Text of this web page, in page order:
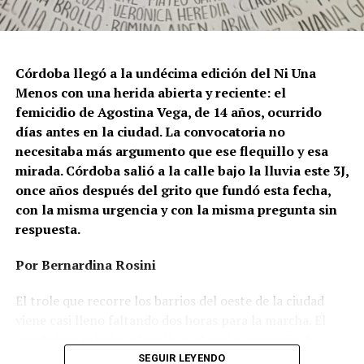
Ganar la vida: La historia de (no)
Córdoba llegó a la undécima edición del Ni Una
Menos con una herida abierta y reciente: el
femicidio de Agostina Vega, de 14 años, ocurrido
días antes en la ciudad. La convocatoria no
necesitaba más argumento que ese flequillo y esa
mirada. Córdoba salió a la calle bajo la lluvia este 3J,
once años después del grito que fundó esta fecha,
con la misma urgencia y con la misma pregunta sin
respuesta.
Por Bernardina Rosini
El trole que recorre los barrios del oeste de la ciudad
Agostina Vega, 14 años. Era fácil intuir que será una
SEGUIR LEYENDO